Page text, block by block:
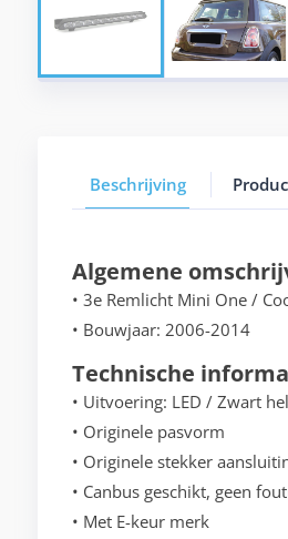
Beschrijving
Algemene
• 3e Remlicht Mini One /
• Bouwjaar: 2006-2014
Technische
• Uitvoering: LED / Zwart
• Originele pasvorm
• Originele stekker
• Canbus geschikt, geen
• Met E-keur merk